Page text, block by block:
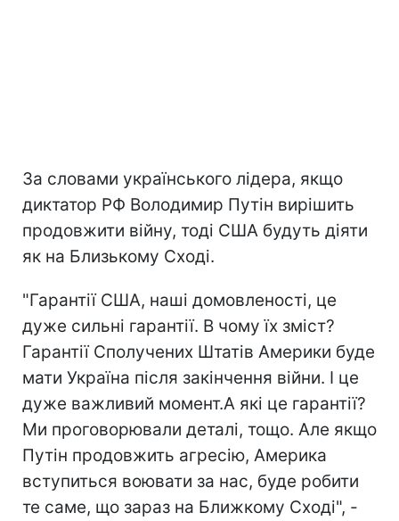
За словами українського лідера, якщо
диктатор РФ Володимир Путін вирішить
продовжити війну, тоді США будуть діяти
як на Близькому Сході.
"Гарантії США, наші домовленості, це
дуже сильні гарантії. В чому їх зміст?
Гарантії Сполучених Штатів Америки буде
мати Україна після закінчення війни. І це
дуже важливий момент.А які це гарантії?
Ми проговорювали деталі, тощо. Але якщо
Путін продовжить агресію, Америка
вступиться воювати за нас, буде робити
те саме, що зараз на Ближкому Сході", -